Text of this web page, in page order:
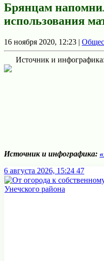
Брянцам
использования
16 ноября 2020, 12:23 |
Источник и инфографика:
Источник и инфографика:
6 августа 2026, 15:24 47